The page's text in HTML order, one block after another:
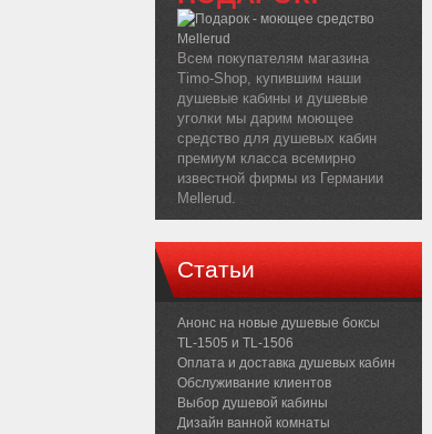
Всем покупателям магазина
Timo-Shop, купившим наши
душевые кабины и душевые
уголки мы дарим моющее
средство для душевых кабин
премиум класса всемирно
известной фирмы из Германии
Mellerud.
Статьи
Анонс на новые душевые боксы
TL-1505 и TL-1506
Оплата и доставка душевых кабин
Обслуживание клиентов
Выбор душевой кабины
Дизайн ванной комнаты